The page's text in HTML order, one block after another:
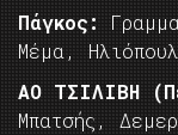
Πάγκος:
Μέμα,
ΑΟ ΤΣΙΛΙΒΗ
Μπατσής,